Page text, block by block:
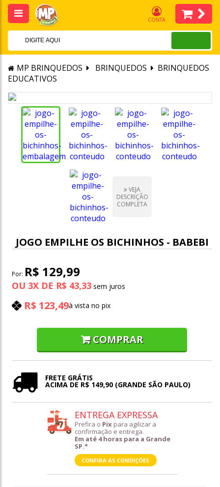
CONTA
MP BRINQUEDOS BRINQUEDOS
BRINQUEDOS
EDUCATIVOS
VEJA
DESCRIÇÃO
COMPLETA
JOGO EMPILHE OS BICHINHOS - BABEBI
Por: R$ 129,99
OU 3X DE R$ 43,33
R$ 123,49à vista no pix
COMPRAR
FRETE GRÁTIS
ACIMA DE R$ 149,90 (GRANDE SÃO PAULO)
ENTREGA EXPRESSA
Prefira o Pix para agilizar a
confirmação e entrega.
Em até 4 horas para a Grande
SP.*
CONFIRA AS CONDIÇÕES